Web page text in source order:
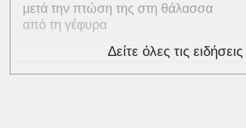
μετά την πτώση της στη θάλασσα
από τη γέφυρα
Δείτε όλες τις ειδήσεις